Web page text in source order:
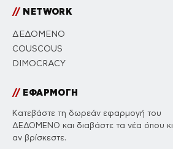
//NETWORK
ΔΕΔΟΜΕΝΟ
COUSCOUS
DIMOCRACY
//ΕΦΑΡΜΟΓΗ
Κατεβάστε τη δωρεάν εφαρμογή του
ΔΕΔΟΜΕΝΟ και διαβάστε τα νέα όπου κι
αν βρίσκεστε.